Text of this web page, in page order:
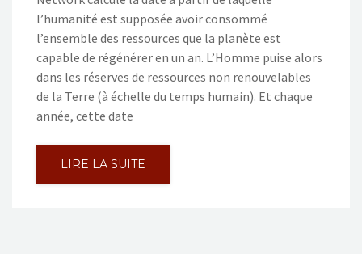
l’humanité est supposée avoir consommé
l’ensemble des ressources que la planète est
capable de régénérer en un an. L’Homme puise alors
dans les réserves de ressources non renouvelables
de la Terre (à échelle du temps humain). Et chaque
année, cette date
LIRE LA SUITE